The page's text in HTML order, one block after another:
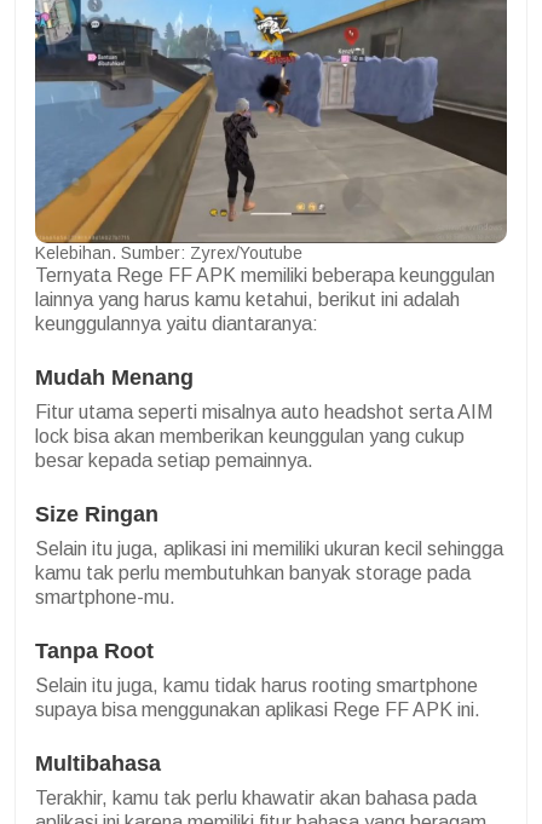
Kelebihan. Sumber: Zyrex/Youtube
Ternyata Rege FF APK memiliki beberapa keunggulan
lainnya yang harus kamu ketahui, berikut ini adalah
keunggulannya yaitu diantaranya:
Mudah Menang
Fitur utama seperti misalnya auto headshot serta AIM
lock bisa akan memberikan keunggulan yang cukup
besar kepada setiap pemainnya.
Size Ringan
Selain itu juga, aplikasi ini memiliki ukuran kecil sehingga
kamu tak perlu membutuhkan banyak storage pada
smartphone-mu.
Tanpa Root
Selain itu juga, kamu tidak harus rooting smartphone
supaya bisa menggunakan aplikasi Rege FF APK ini.
Multibahasa
Terakhir, kamu tak perlu khawatir akan bahasa pada